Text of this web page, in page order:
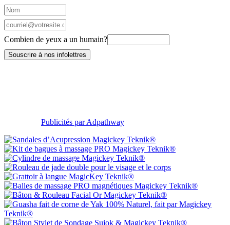
Combien de yeux a un humain?
Publicités par Adpathway